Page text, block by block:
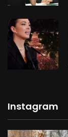
Instagram